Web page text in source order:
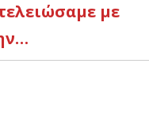
με